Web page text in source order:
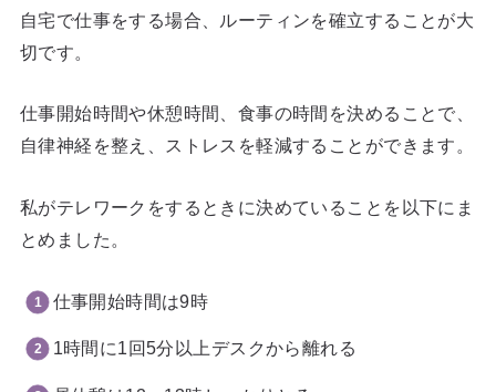
自宅で仕事をする場合、ルーティンを確立することが大
切です。
仕事開始時間や休憩時間、食事の時間を決めることで、
自律神経を整え、ストレスを軽減することができます。
私がテレワークをするときに決めていることを以下にま
とめました。
仕事開始時間は9時
1時間に1回5分以上デスクから離れる